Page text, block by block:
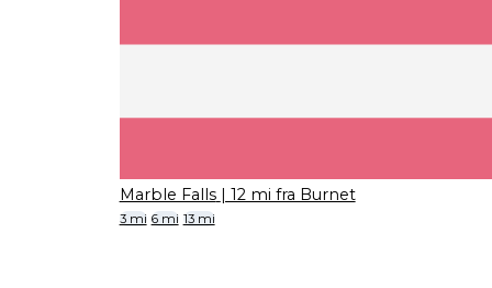
Marble Falls | 12 mi fra Burnet
3 mi 6 mi 13 mi